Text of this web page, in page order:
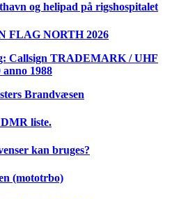
og helipad på rigshospitalet
FLAG NORTH 2026
Callsign TRADEMARK / UHF
anno 1988
Brandvæsen
liste.
kan bruges?
(mototrbo)